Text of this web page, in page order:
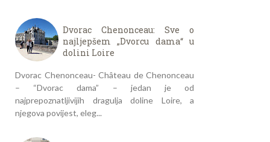
Dvorac Chenonceau: Sve o
najljepšem „Dvorcu dama“ u
dolini Loire
Dvorac Chenonceau- Château de Chenonceau
– “Dvorac dama” – jedan je od
najprepoznatljivijih dragulja doline Loire, a
njegova povijest, eleg...